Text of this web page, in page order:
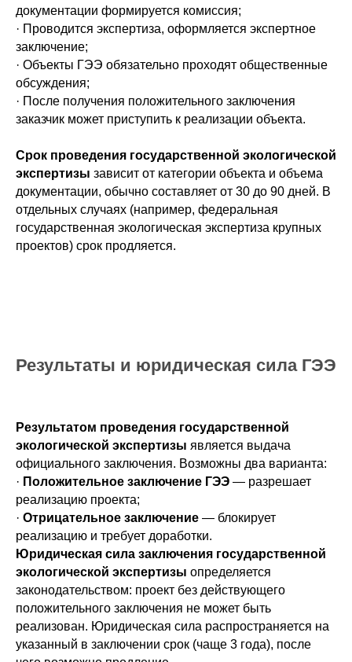
документации формируется комиссия;
· Проводится экспертиза, оформляется экспертное
заключение;
· Объекты ГЭЭ обязательно проходят общественные
обсуждения;
· После получения положительного заключения
заказчик может приступить к реализации объекта.
Срок проведения государственной экологической
экспертизы зависит от категории объекта и объема
документации, обычно составляет от 30 до 90 дней. В
отдельных случаях (например, федеральная
государственная экологическая экспертиза крупных
проектов) срок продляется.
Результаты и юридическая сила ГЭЭ
Результатом проведения государственной
экологической экспертизы является выдача
официального заключения. Возможны два варианта:
· Положительное заключение ГЭЭ — разрешает
реализацию проекта;
· Отрицательное заключение — блокирует
реализацию и требует доработки.
Юридическая сила заключения государственной
экологической экспертизы определяется
законодательством: проект без действующего
положительного заключения не может быть
реализован. Юридическая сила распространяется на
указанный в заключении срок (чаще 3 года), после